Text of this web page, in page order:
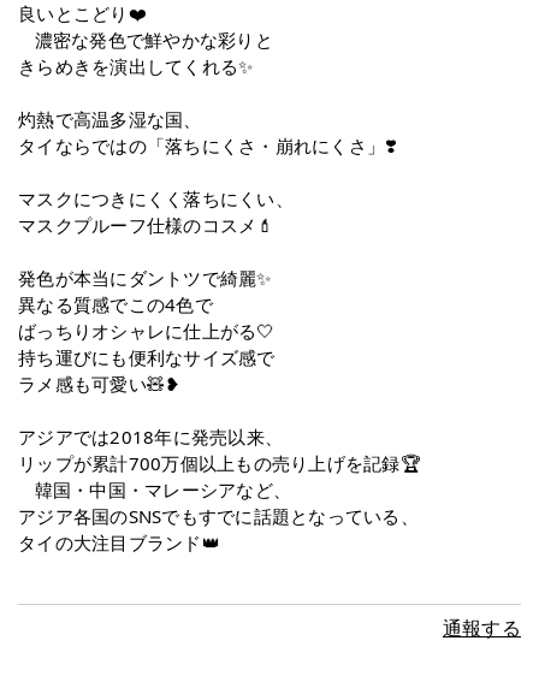
良いとこどり❤️
濃密な発色で鮮やかな彩りと
きらめきを演出してくれる✨
灼熱で高温多湿な国、
タイならではの「落ちにくさ・崩れにくさ」❣️
マスクにつきにくく落ちにくい、
マスクプルーフ仕様のコスメ💄
発色が本当にダントツで綺麗✨
異なる質感でこの4色で
ばっちりオシャレに仕上がる🤍
持ち運びにも便利なサイズ感で
ラメ感も可愛い🧸❥
アジアでは2018年に発売以来、
リップが累計700万個以上もの売り上げを記録🏆
韓国・中国・マレーシアなど、
アジア各国のSNSでもすでに話題となっている、
タイの大注目ブランド👑
通報する